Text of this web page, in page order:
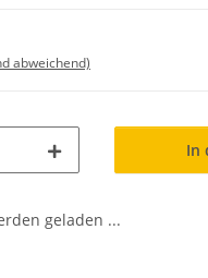
abweichend)
In
geladen ...